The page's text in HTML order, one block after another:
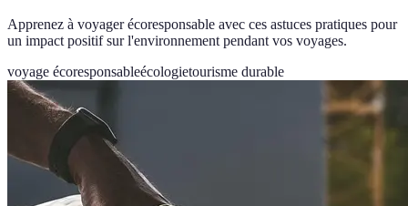
Apprenez à voyager écoresponsable avec ces astuces pratiques pour
un impact positif sur l'environnement pendant vos voyages.
voyage écoresponsableécologietourisme durable